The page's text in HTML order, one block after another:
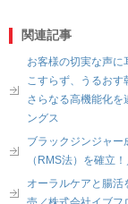
関連記事
お客様の切実な声
こすらず、うるおす
さらなる高機能化を
ングス
ブラックジンジャ
（RMS法）を確立
オーラルケアと腸活